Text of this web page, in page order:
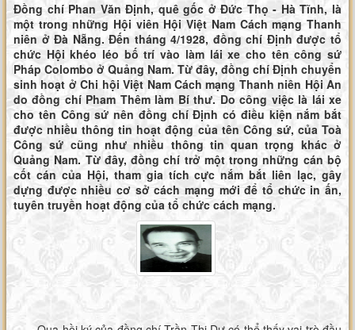
Đồng chí Phan Văn Định, quê gốc ở Đức Thọ - Hà Tĩnh, là
một trong những Hội viên Hội Việt Nam Cách mạng Thanh
niên ở Đà Nẵng. Đến tháng 4/1928, đồng chí Định được tổ
chức Hội khéo léo bố trí vào làm lái xe cho tên công sứ
Pháp Colombo ở Quảng Nam. Từ đây, đồng chí Định chuyển
sinh hoạt ở Chi hội Việt Nam Cách mạng Thanh niên Hội An
do đồng chí Pham Thêm làm Bí thư. Do công việc là lái xe
cho tên Công sứ nên đồng chí Định có điều kiện nắm bắt
được nhiều thông tin hoạt động của tên Công sứ, của Toà
Công sứ cũng như nhiều thông tin quan trọng khác ở
Quảng Nam. Từ đây, đồng chí trở một trong những cán bộ
cốt cán của Hội, tham gia tích cực nắm bắt liên lạc, gây
dựng được nhiều cơ sở cách mạng mới để tổ chức in ấn,
tuyên truyền hoạt động của tổ chức cách mạng.